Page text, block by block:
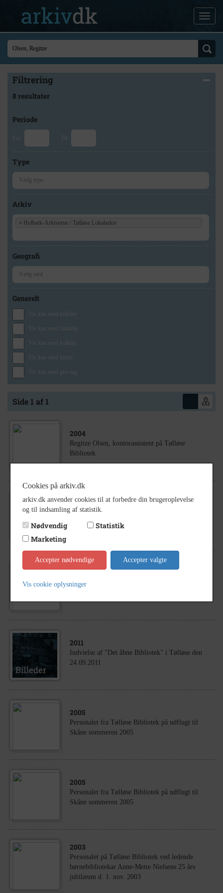
Filtrering
8 resultater
Periode
Fra Til
Type
Arkiv
× Holbæk-Arkiverne / Tølløse Lokalarkiv
Geografi
Generelt
Vis kun med billeder
Vis kun med filmklip
Vis kun med lydklip
Vis kun med kilder
Vis kun med geo-tag
Side 1 af 1
2004
Regitze Olsen, kontorassistent på Tølløse
Bibliotek
2006
Regitze Olsen, kontorassistent på Tølløse
Bibliotek
2006
Sidste julefrokost på det gamle Tølløse Bibliotek,
2011
Indvielse af "Det åbne Bibliotek" i Tølløse den
24.09.2011
2005
Personalet fra Tølløse Bibliotek på udflugt til
Skåne sommeren 2005
2005
Personalet fra Tølløse Bibliotek på udflugt til
Skåne sommeren 2005
2003
Personalet på Tølløse Bibliotek ved ledende
børnebibliotekar Anne-Mette Nielsens 25 års
jubilæum d. 1. nov. 2003
Cookies på arkiv.dk
arkiv.dk anvender cookies til at forbedre din brugeroplevelse
og til indsamling af statistik.
Nødvendig
Statistik
Marketing
Accepter nødvendige Accepter valgte
Vis cookie oplysninger